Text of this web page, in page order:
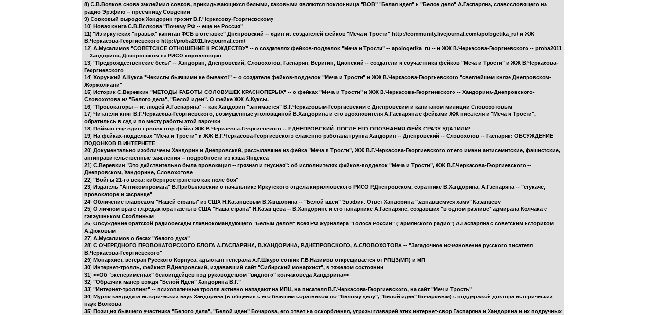
8) С.В.Волков снова заклеймил совков, прикидывающихся белыми, каковыми являются поклонница "ВОВ" "Белая идея" и "Белое дело" А.Гаспаряна, славословящего на
радио Эрэфию -- преемницу Совдепии
9) Совковый выродок Хандорин грозит В.Г.Черкасову-Георгиевскому
10) Новая книга С.В.Волкова "Почему РФ -- еще не Россия"
11) "Из иркутских "правых" капитан ФСБ в отставке" Днепровский -- один из создателей фейков "Меча и Трости" http://community.livejournal.com/apologetika_ru/ и ЖЖ
В.Черкасова-Георгиевского http://proba2011.livejournal.com/
12) А.Мусалимов "СОВЕТСКОЕ ОТНОШЕНИЕ К РОЖДЕСТВУ" -- о создателях фейков-подделок "Меча и Трости" -- apologetika_ru -- и ЖЖ В.Черкасова-Георгиевского -- proba2011
-- Хандорине, Днепровском из РИСО кирилловцев
13) "Предрождественские бесы" -- Хандорин, Днепровский, Словохотов, Гаспарян, Веригин, Ционский -- создатели и соучастники фейков "Меча и Трости" и ЖЖ В.Черкасова-
Георгиевского
14) Хорунжий А.Кукса "Чекисты бывшими не бывают!" -- о создателе фейков-подделок "Меча и Трости" и ЖЖ В.Черкасова-Георгиевского "светлейшем князе Днепровском-
Жоржолиани"
15) Историк С.Веревкин "МЕТОДЫ РАБОТЫ СОЛОВУШЕК КРАСНОПЕРЫХ" -- о фейках "Меча и Трости" и ЖЖ В.Черкасова-Георгиевского -- Хандорина-Днепровского-
Словохотова из "Белого дела", "Белой идеи". О фейке ЖЖ А.Куксы.
16) "Провокаторы -- из людей А.Гаспаряна" -- как Хандорин "занимается" В.Г.Черкасовым-Георгиевским с Днепровским и капитаном милиции Словохотовым
17) Читатели книг В.Г.Черкасова-Георгиевского, возмущенные уголовщиной В.Хандорина и его вдохновителя А.Гаспаряна с фейками ЖЖ писателя и "Меча и Трости",
обратились в суд и по месту работы этой парочки
18) Пойман еще один провокатор фейка ЖЖ В.Черкасова-Георгиевского -- Р.ДНЕПРОВСКИЙ. ПОСЛЕ ЕГО ОПОЗНАНИЯ ФЕЙК СРАЗУ УДАЛИЛИ!
19) На фейках-подделках "Меча и Трости" и ЖЖ В.Г.Черкасова-Георгиевского слаженно работала группа Хандорин -- Днепровский -- Словохотов -- Гаспарян: ОБСУЖДЕНИЕ
ПОДОНКОВ В ИНТЕРНЕТЕ
20) Документально изобличены Хандорин и Днепровский, рассылавшие из фейка "Меча и Трости", ЖЖ В.Г.Черкасова-Георгиевского от его имени антисемитские, фашистские,
антиправительственные заявления -- подробности из кэша Яндекса
21) С.Веревкин "Это действительно была провокация -- грязная и гнусная": об исполнителях фейков-подделок "Меча и Трости", ЖЖ В.Г.Черкасова-Георгиевского --
Днепровском, Хандорине, Словохотове
22) "Войны 21-го века: киберпространство как поле боя"
23) Издатель "Антикомпромата" В.Прибыловский о начальнике Иркутского отдела кирилловского РИСО Р.Днепровском, соратнике В.Хандорина, А.Гаспаряна -- "стукаче,
провокаторе и засранце"
24) Обличение главредом "Нашей страны" из США Н.Казанцевым В.Хандорина -- "Белой идеи" Эрэфии. Ответ Хандорина "зазнавшемуся хаму" Казанцеву
25) О личном враге гл.редактора газеты в США "Наша страна" Н.Казанцева -- В.Хандорине и его напарнике А.Гаспаряне, создавших "в одном разливе" адмирала Колчака с
гэпэушником Скоблиным
26) Обсуждение братской радиобеседы главнокомандующего "Белым делом" всея РФ журналера "Голоса России" ("армянского радио") А.Гаспаряна с советским историком
А.Дюковым
27) А.Мусалимов о бесах "белого духа"
28) С ОЧЕРЕДНОГО ПРОВОКАТОРСКОГО БЛОГА А.ГАСПАРЯНА, В.ХАНДОРИНА, Р.ДНЕПРОВСКОГО, А.СЛОВОХОТОВА -- "Загадочное исчезновение русского писателя
В.Черкасова-Георгиевского"
29) Монархист, ветеран Русского Корпуса, адъютант генерала А.Г.Шкуро сотник Г.В.Назимов открещивается от РПЦЗ(МП) и МП
30) Интернет-тролль, фейкист Р.Днепровский, издававший сайт "Сибирский монархист", в тяжелом состоянии
31) <<Об "экспериментах" белоиндейцев под руководством "видного" колчаковеда Хандорина>>
32) "Образчик манер вождя "Белой Идеи" Хандорина В.Г."
33) "Интернет-троллинг" -- психопатичные тролли активно нападают на ИПЦ, на писателя В.Г.Черкасова-Георгиевского, на сайт "Меч и Трость"
34) Мурло кандидата исторических наук Хандорина (в общении с его бывшим соратником по "Белому делу", "Белой идее" Бочаровым) с поддержкой доктора исторических
наук Волкова
35) Позиция бывшего участника "Белого дела", "Белой идеи" Бочарова, его ответ на оскорбления, угрозы главарей этих интернет-свор Гаспаряна и Хандорина и их подручных